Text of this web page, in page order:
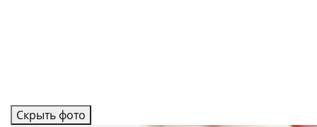
Скрыть фото